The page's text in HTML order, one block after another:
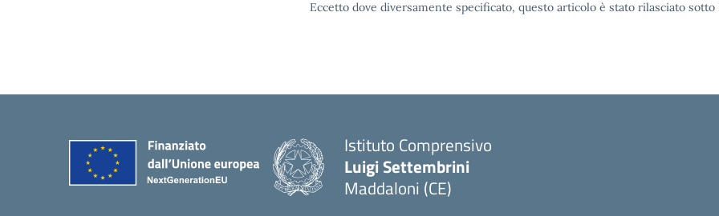
Eccetto dove diversamente specificato, questo articolo è stato rilasciato
Istituto Comprensivo
Luigi Settembrini
Maddaloni (CE)